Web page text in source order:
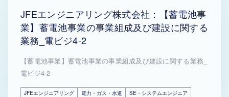
JFEエンジニアリング株式会社：【蓄電池事
業】蓄電池事業の事業組成及び建設に関する
業務_電ビジ4-2
【蓄電池事業】蓄電池事業の事業組成及び建設に関する業務_
電ビジ4-2
JFEエンジニアリング 電力・ガス・水道 SE・システムエンジニア